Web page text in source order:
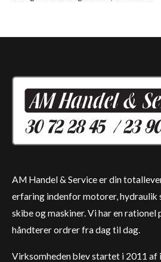
AM Handel & Service er din
erfaring indenfor motorer, hydraulik
skibe og maskiner. Vi har en
håndterer ordrer fra dag til dag.
Virksomheden blev startet i 2011 af